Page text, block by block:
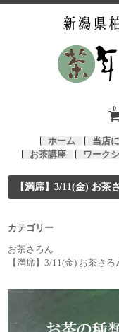
0
ホーム 当店
お茶講座
ワーク
【満席】3/11(金) お茶
カテゴリー
お茶さろん
【満席】3/11(金) お茶さ